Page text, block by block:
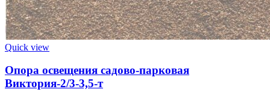
Quick view
Опора освещения садово-парковая
Виктория-2/3-3,5-т